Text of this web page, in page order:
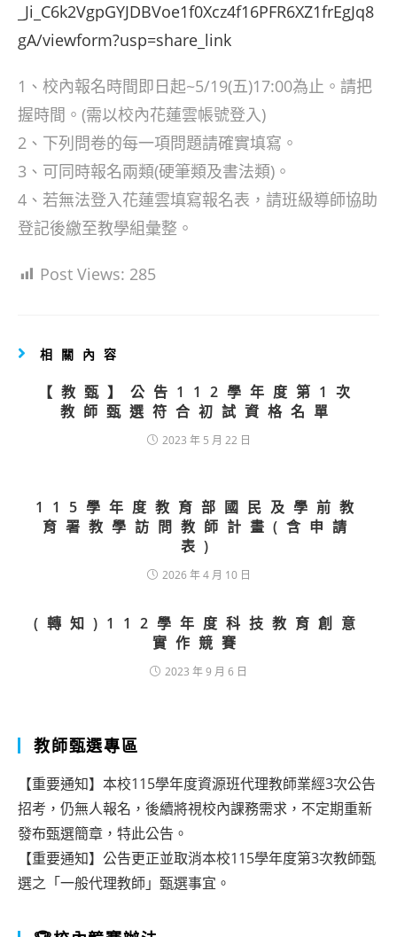
_Ji_C6k2VgpGYJDBVoe1f0Xcz4f16PFR6XZ1frEgJq8
gA/viewform?usp=share_link
1、校內報名時間即日起~5/19(五)17:00為止。請把
握時間。(需以校內花蓮雲帳號登入)
2、下列問卷的每一項問題請確實填寫。
3、可同時報名兩類(硬筆類及書法類)。
4、若無法登入花蓮雲填寫報名表，請班級導師協助
登記後繳至教學組彙整。
Post Views: 285
相關內容
【教甄】公告112學年度第1次
教師甄選符合初試資格名單
2023 年 5 月 22 日
115學年度教育部國民及學前教
育署教學訪問教師計畫(含申請
表)
2026 年 4 月 10 日
(轉知)112學年度科技教育創意
實作競賽
2023 年 9 月 6 日
教師甄選專區
【重要通知】本校115學年度資源班代理教師業經3次公告
招考，仍無人報名，後續將視校內課務需求，不定期重新
發布甄選簡章，特此公告。
【重要通知】公告更正並取消本校115學年度第3次教師甄
選之「一般代理教師」甄選事宜。